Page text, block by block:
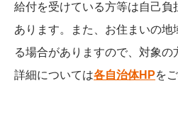
給付を受けている方等は自己負
あります。また、お住まいの地
る場合がありますので、 対象の
詳細については各自治体HPを